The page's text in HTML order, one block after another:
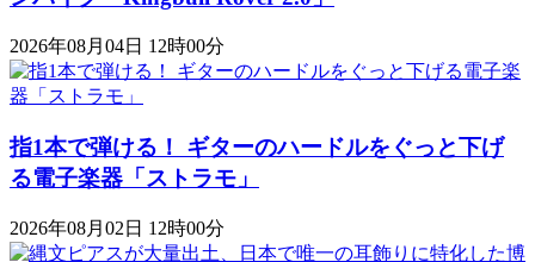
2026年08月04日 12時00分
指1本で弾ける！ ギターのハードルをぐっと下げ
る電子楽器「ストラモ」
2026年08月02日 12時00分